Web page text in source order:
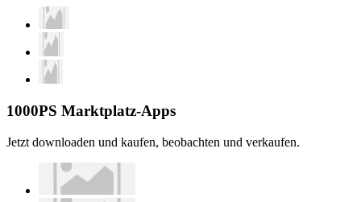
1000PS Marktplatz-Apps
Jetzt downloaden und kaufen, beobachten und verkaufen.